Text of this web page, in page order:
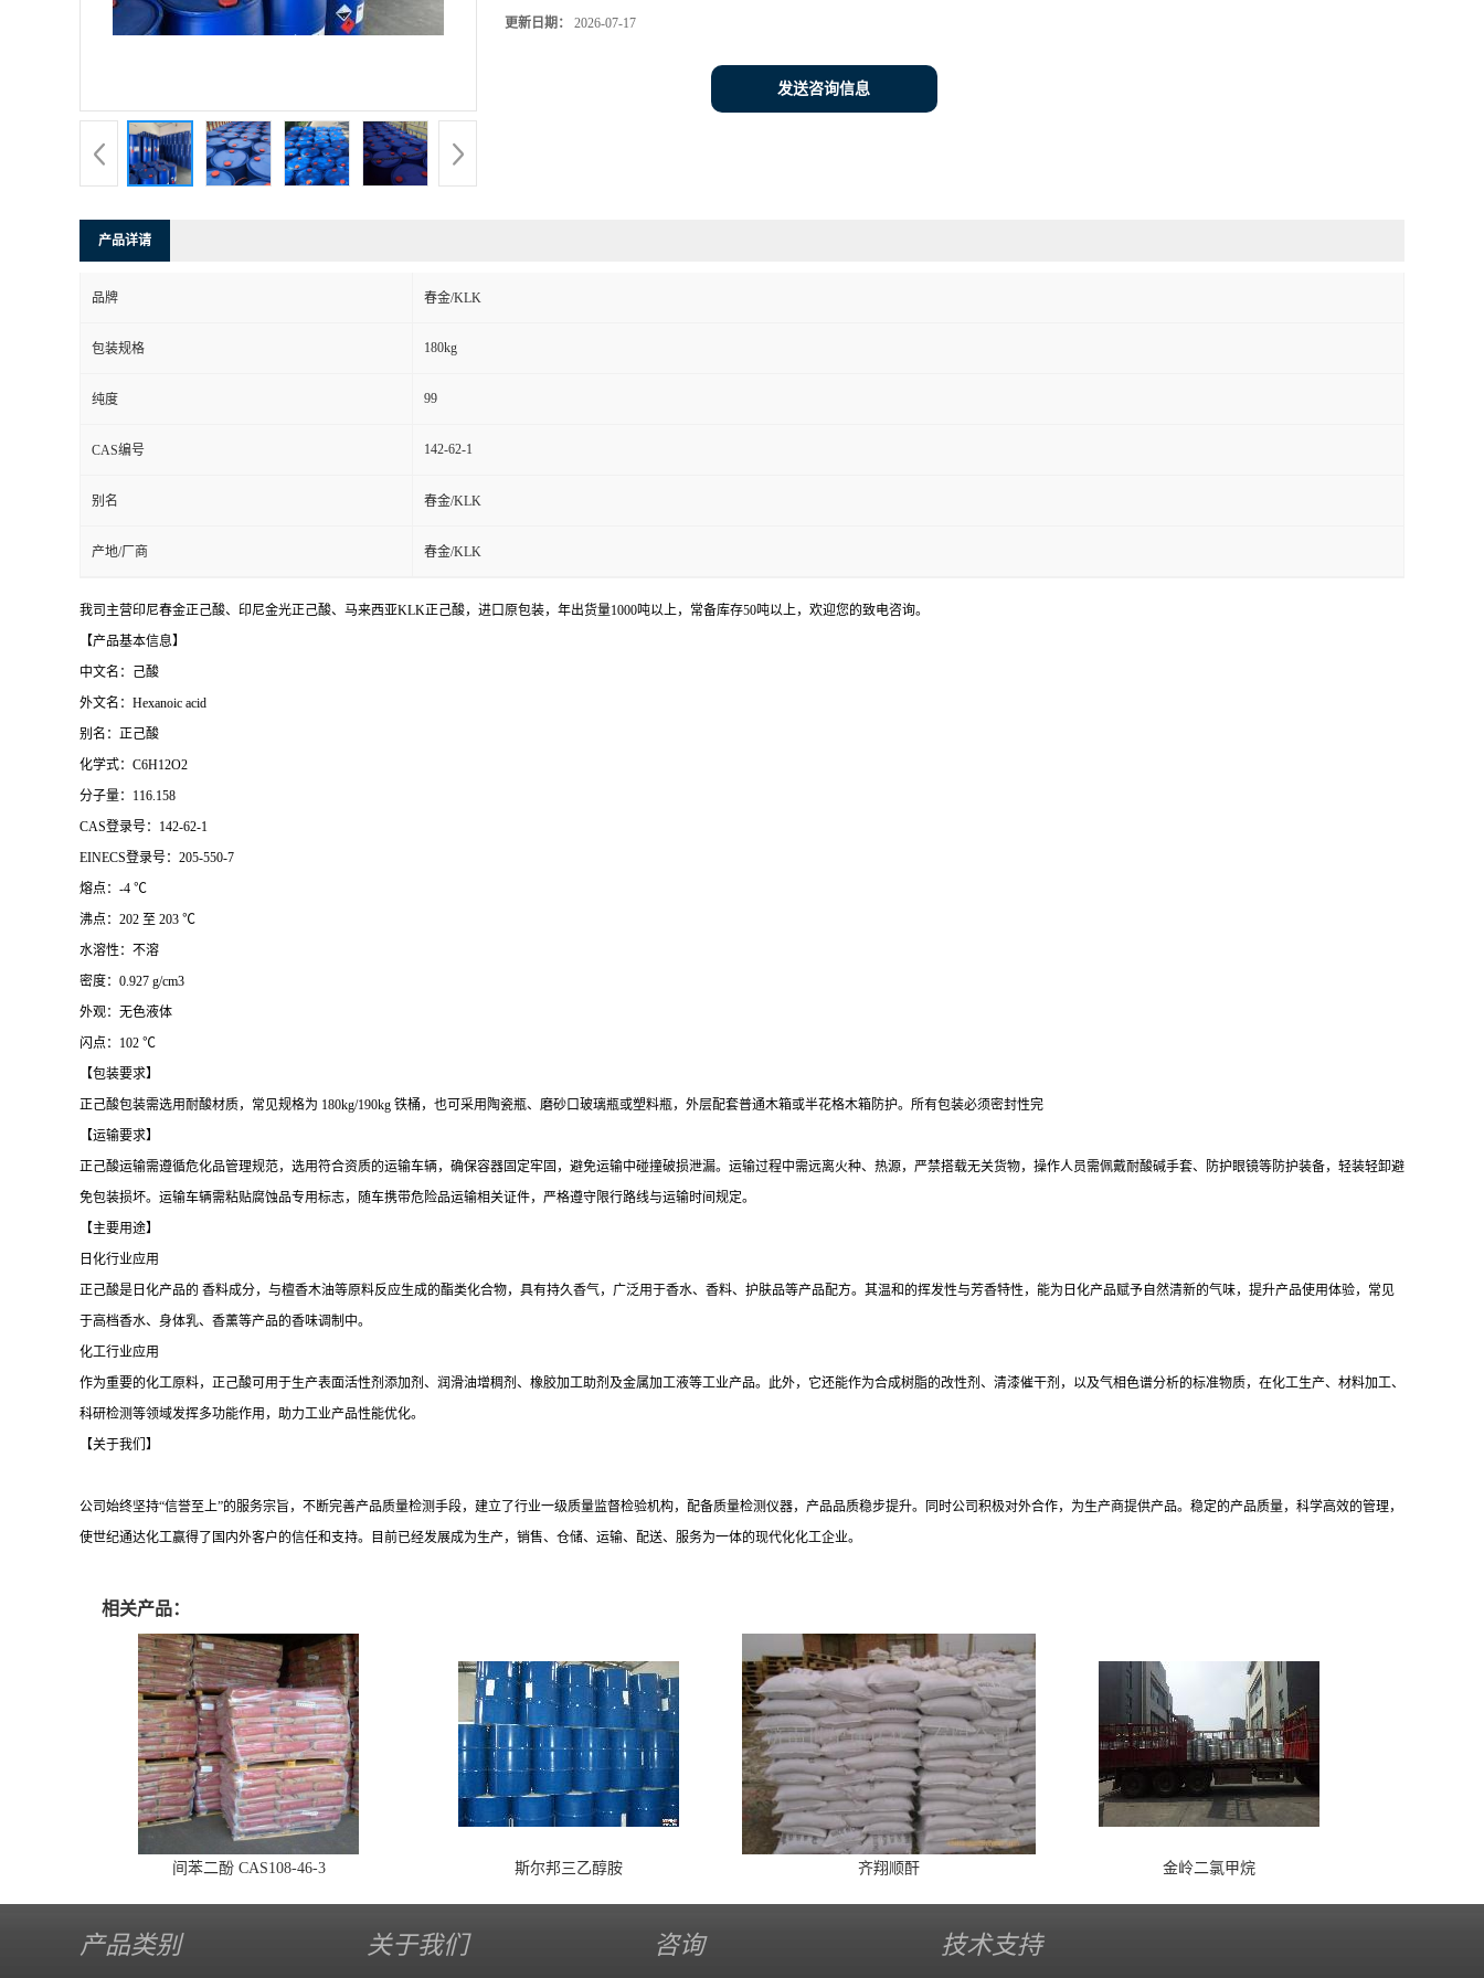
更新日期： 2026-07-17
发送咨询信息
产品详请
品牌 春金/KLK
包装规格 180kg
纯度 99
CAS编号 142-62-1
别名 春金/KLK
产地/厂商 春金/KLK
我司主营印尼春金正己酸、印尼金光正己酸、马来西亚KLK正己酸，进口原包装，年出货量1000吨以上，常备库存50吨以上，欢迎您的致电咨询。
【产品基本信息】
中文名：己酸
外文名：Hexanoic acid
别名：正己酸
化学式：C6H12O2
分子量：116.158
CAS登录号：142-62-1
EINECS登录号：205-550-7
熔点：-4 ℃
沸点：202 至 203 ℃
水溶性：不溶
密度：0.927 g/cm3
外观：无色液体
闪点：102 ℃
【包装要求】
正己酸包装需选用耐酸材质，常见规格为 180kg/190kg 铁桶，也可采用陶瓷瓶、磨砂口玻璃瓶或塑料瓶，外层配套普通木箱或半花格木箱防护。所有包装必须密封性完
【运输要求】
正己酸运输需遵循危化品管理规范，选用符合资质的运输车辆，确保容器固定牢固，避免运输中碰撞破损泄漏。运输过程中需远离火种、热源，严禁搭载无关货物，操作人员需佩戴耐酸碱手套、防护眼镜等防护装备，轻装轻卸避
免包装损坏。运输车辆需粘贴腐蚀品专用标志，随车携带危险品运输相关证件，严格遵守限行路线与运输时间规定。
【主要用途】
日化行业应用
正己酸是日化产品的 香料成分，与檀香木油等原料反应生成的酯类化合物，具有持久香气，广泛用于香水、香料、护肤品等产品配方。其温和的挥发性与芳香特性，能为日化产品赋予自然清新的气味，提升产品使用体验，常见
于高档香水、身体乳、香薰等产品的香味调制中。
化工行业应用
作为重要的化工原料，正己酸可用于生产表面活性剂添加剂、润滑油增稠剂、橡胶加工助剂及金属加工液等工业产品。此外，它还能作为合成树脂的改性剂、清漆催干剂，以及气相色谱分析的标准物质，在化工生产、材料加工、
科研检测等领域发挥多功能作用，助力工业产品性能优化。
【关于我们】
公司始终坚持“信誉至上”的服务宗旨，不断完善产品质量检测手段，建立了行业一级质量监督检验机构，配备质量检测仪器，产品品质稳步提升。同时公司积极对外合作，为生产商提供产品。稳定的产品质量，科学高效的管理，
使世纪通达化工赢得了国内外客户的信任和支持。目前已经发展成为生产，销售、仓储、运输、配送、服务为一体的现代化化工企业。
相关产品：
间苯二酚 CAS108-46-3 斯尔邦三乙醇胺 齐翔顺酐 金岭二氯甲烷
产品类别 关于我们 咨询 技术支持